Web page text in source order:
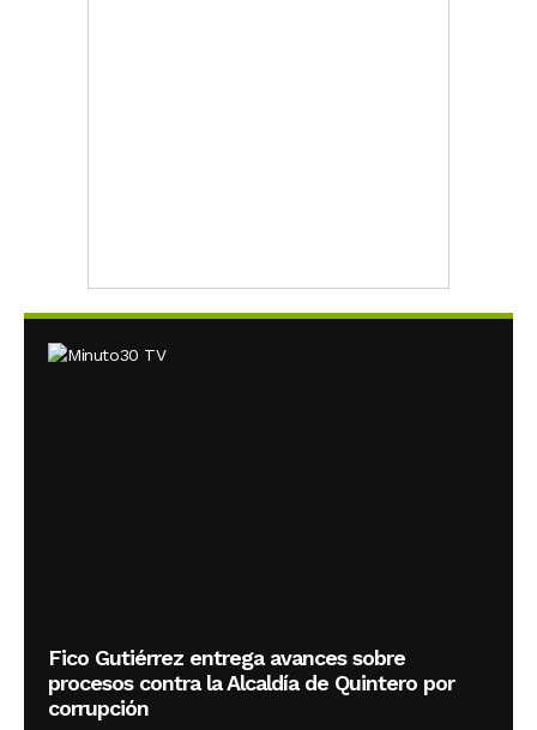
Fico Gutiérrez entrega avances sobre
procesos contra la Alcaldía de Quintero por
corrupción